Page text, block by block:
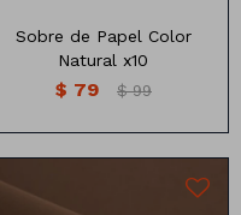
Sobre de Papel Color
Natural x10
$ 79 $ 99